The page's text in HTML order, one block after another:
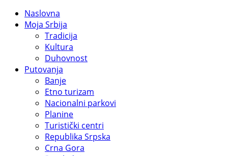
Naslovna
Moja Srbija
Tradicija
Kultura
Duhovnost
Putovanja
Banje
Etno turizam
Nacionalni parkovi
Planine
Turistički centri
Republika Srpska
Crna Gora